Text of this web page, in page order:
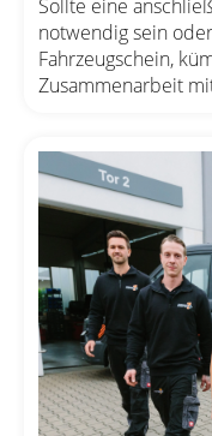
Sollte eine
notwendig sein
Fahrzeugschein,
Zusammenarbeit